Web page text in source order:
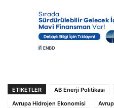
ETIKETLER AB Enerji Politikası
Avrupa Hidrojen Ekonomisi